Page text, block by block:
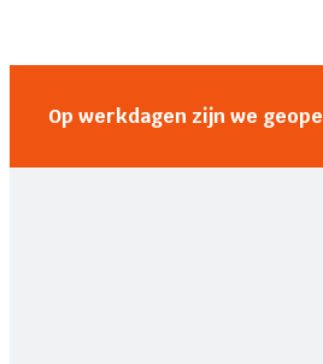
Op werkdagen zijn we